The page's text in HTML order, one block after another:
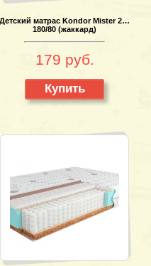
Детский матрас Kondor Mister 2…
180/80 (жаккард)
179 руб.
Купить